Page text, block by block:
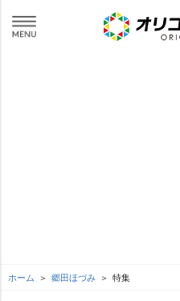
ホーム 郷田ほづみ 特集